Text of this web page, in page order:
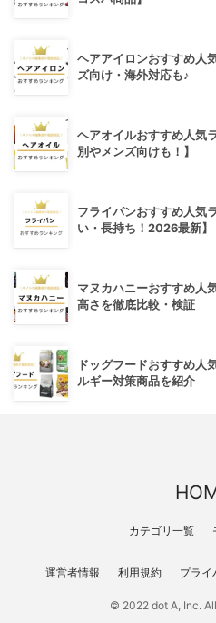
ヘアアイロンおすすめ人
ズ向け・海外対応も♪
ヘアオイルおすすめ人気
別やメンズ向けも！】
フライパンおすすめ人気
い・長持ち！2026最新】
マヌカハニーおすすめ人
高さを徹底比較・検証
ドッグフードおすすめ人
ルギー対策商品を紹介
カテゴリ一覧
運営者情報 利用規約 プライ
© 2022 dot A, Inc.